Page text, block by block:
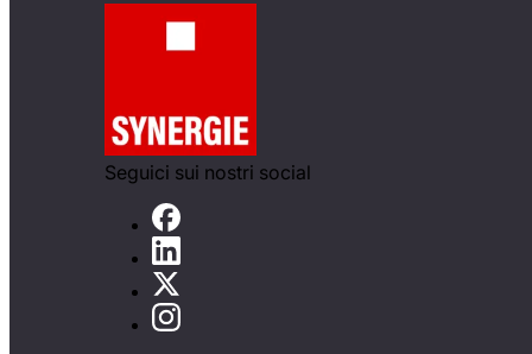
Seguici sui nostri social